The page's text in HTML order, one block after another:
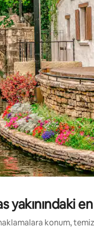
veya dokunarak ya da
yakınındaki
konum,